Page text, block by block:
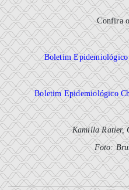
Confira
Boletim
Boletim Epidemiológico
Kamilla Ratier,
Foto: